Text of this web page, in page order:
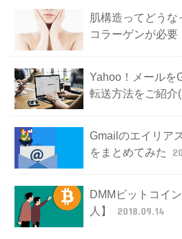
肌構造ってどう
コラーゲンが必要
Yahoo！メールを
転送方法をご紹介
Gmailのエイリア
をまとめてみた
DMMビットコイ
人】
2018.09.14